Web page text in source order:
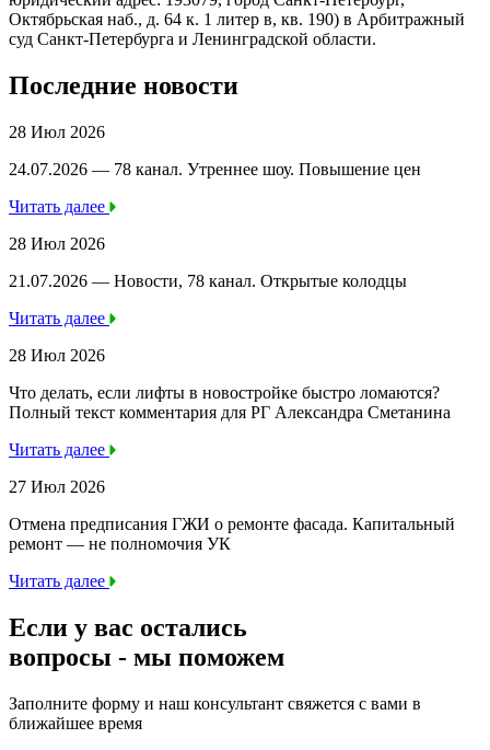
Октябрьская наб., д. 64 к. 1 литер в, кв. 190) в Арбитражный
суд Санкт-Петербурга и Ленинградской области.
Последние новости
28 Июл 2026
24.07.2026 — 78 канал. Утреннее шоу. Повышение цен
Читать далее
28 Июл 2026
21.07.2026 — Новости, 78 канал. Открытые колодцы
Читать далее
28 Июл 2026
Что делать, если лифты в новостройке быстро ломаются?
Полный текст комментария для РГ Александра Сметанина
Читать далее
27 Июл 2026
Отмена предписания ГЖИ о ремонте фасада. Капитальный
ремонт — не полномочия УК
Читать далее
Если у вас остались
вопросы - мы поможем
Заполните форму и наш консультант свяжется с вами в
ближайшее время